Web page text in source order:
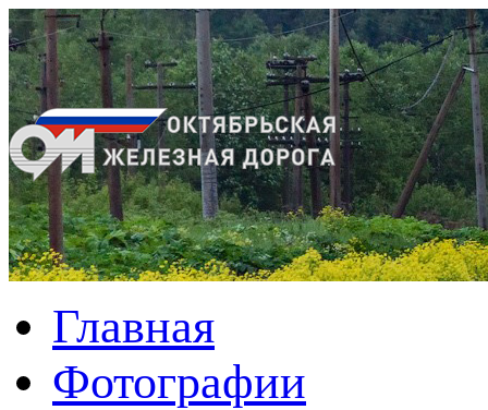
Главная
Фотографии